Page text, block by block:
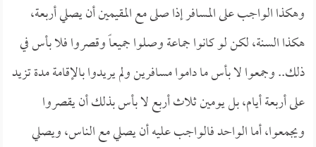
وهكذا الواجب على المسافر إذا صلى مع المقيمين أن يصلي أربعة،
هكذا السنة، لكن لو كانوا جماعة وصلوا جميعاً وقصروا فلا بأس في
ذلك.. وجمعوا لا بأس ما داموا مسافرين ولم يريدوا بالإقامة مدة تزيد
على أربعة أيام، بل يومين ثلاث أربع لا بأس بذلك أن يقصروا
ويجمعوا، أما الواحد فالواجب عليه أن يصلي مع الناس، ويصلي